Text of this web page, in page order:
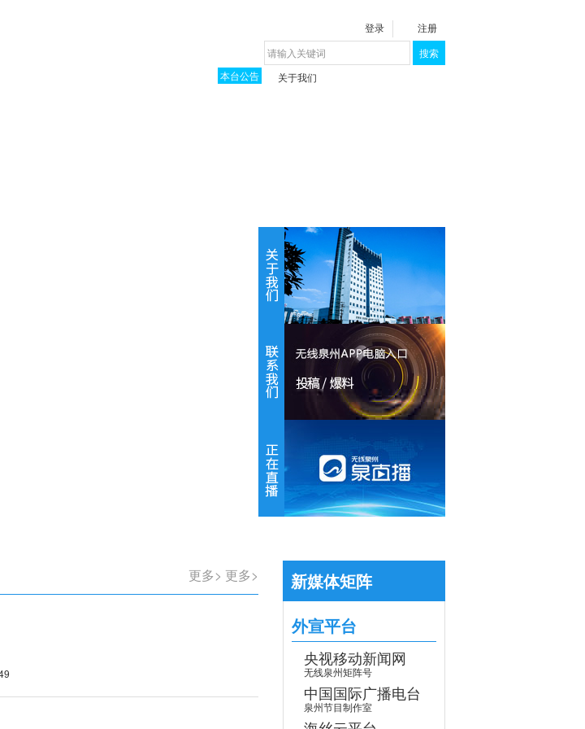
登录
注册
搜索
本台公告
关于我们
【专题】学习贯彻党的二十届四中全会
更多> 更多>
新媒体矩阵
外宣平台
央视移动新闻网
无线泉州矩阵号
中国国际广播电台
泉州节目制作室